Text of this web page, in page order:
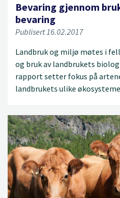
Bevaring gjennom
bevaring
Publisert 16.02.2017
Landbruk og miljø møtes i
og bruk av landbrukets
rapport setter fokus på
landbrukets ulike